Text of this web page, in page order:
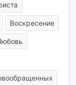
Воскресение